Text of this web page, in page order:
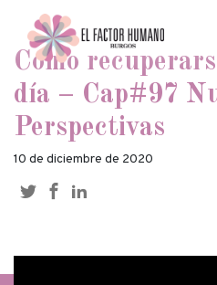
Cómo
día – Cap#97
Perspectivas
10 de diciembre de 2020